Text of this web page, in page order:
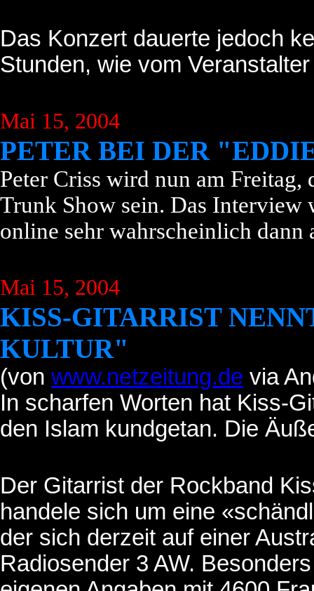
Das Konzert dauerte jedoch
Stunden, wie vom
Mai 15, 2004
PETER BEI DER
Peter Criss wird nun am
Trunk Show sein. Das Interview
online sehr wahrscheinlich dann
Mai 15, 2004
KISS-GITARRIST
KULTUR"
(von www.netzeitung.de via
In scharfen Worten hat Kiss-
den Islam kundgetan. Die
Der Gitarrist der Rockband
handele sich um eine
der sich derzeit auf einer
Radiosender 3 AW.